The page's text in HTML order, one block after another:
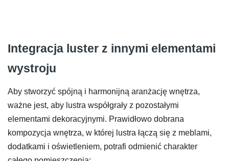
Integracja luster z innymi elementami
wystroju
Aby stworzyć spójną i harmonijną aranżację wnętrza,
ważne jest, aby lustra współgrały z pozostałymi
elementami dekoracyjnymi. Prawidłowo dobrana
kompozycja wnętrza, w której lustra łączą się z meblami,
dodatkami i oświetleniem, potrafi odmienić charakter